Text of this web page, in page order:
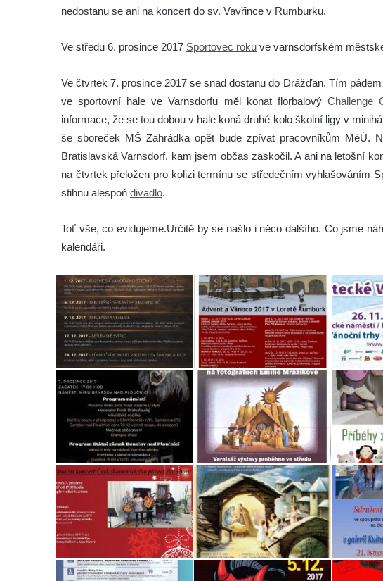
nedostanu se ani na koncert do sv. Vavřince v Rumburku.
Ve středu 6. prosince 2017 Sportovec roku ve varnsdorfském
Ve čtvrtek 7. prosince 2017 se snad dostanu do Drážďan. Tím
ve sportovní hale ve Varnsdorfu měl konat florbalový Challenge
informace, že se tou dobou v hale koná druhé kolo školní ligy v
še sboreček MŠ Zahrádka opět bude zpívat pracovníkům MěÚ.
Bratislavská Varnsdorf, kam jsem občas zaskočil. A ani na letošní
na čtvrtek přeložen pro kolizi termínu se středečním vyhlašováním
stihnu alespoň divadlo.
Toť vše, co evidujeme.Určitě by se našlo i něco dalšího. Co jsme
kalendáři.